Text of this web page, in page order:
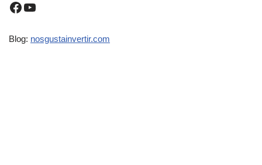
Blog: nosgustainvertir.com